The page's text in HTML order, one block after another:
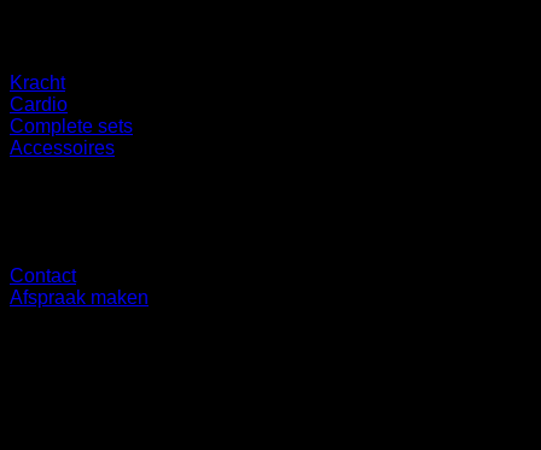
Kracht
Cardio
Complete sets
Accessoires
Contact
Afspraak maken